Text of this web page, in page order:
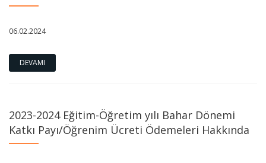
06.02.2024
DEVAMI
2023-2024 Eğitim-Öğretim yılı Bahar Dönemi
Katkı Payı/Öğrenim Ücreti Ödemeleri Hakkında